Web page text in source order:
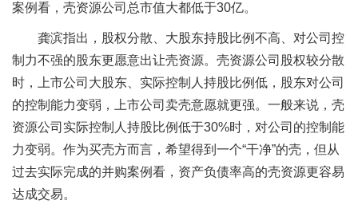
案例看，壳资源公司总市值大都低于30亿。
龚滨指出，股权分散、大股东持股比例不高、对公司控
制力不强的股东更愿意出让壳资源。壳资源公司股权较分散
时，上市公司大股东、实际控制人持股比例低，股东对公司
的控制能力变弱，上市公司卖壳意愿就更强。一般来说，壳
资源公司实际控制人持股比例低于30%时，对公司的控制能
力变弱。作为买壳方而言，希望得到一个“干净”的壳，但从
过去实际完成的并购案例看，资产负债率高的壳资源更容易
达成交易。